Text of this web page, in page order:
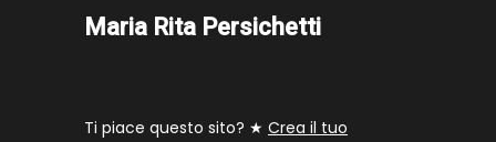
Maria Rita Persichetti
Ti piace questo sito? ★ Crea il tuo